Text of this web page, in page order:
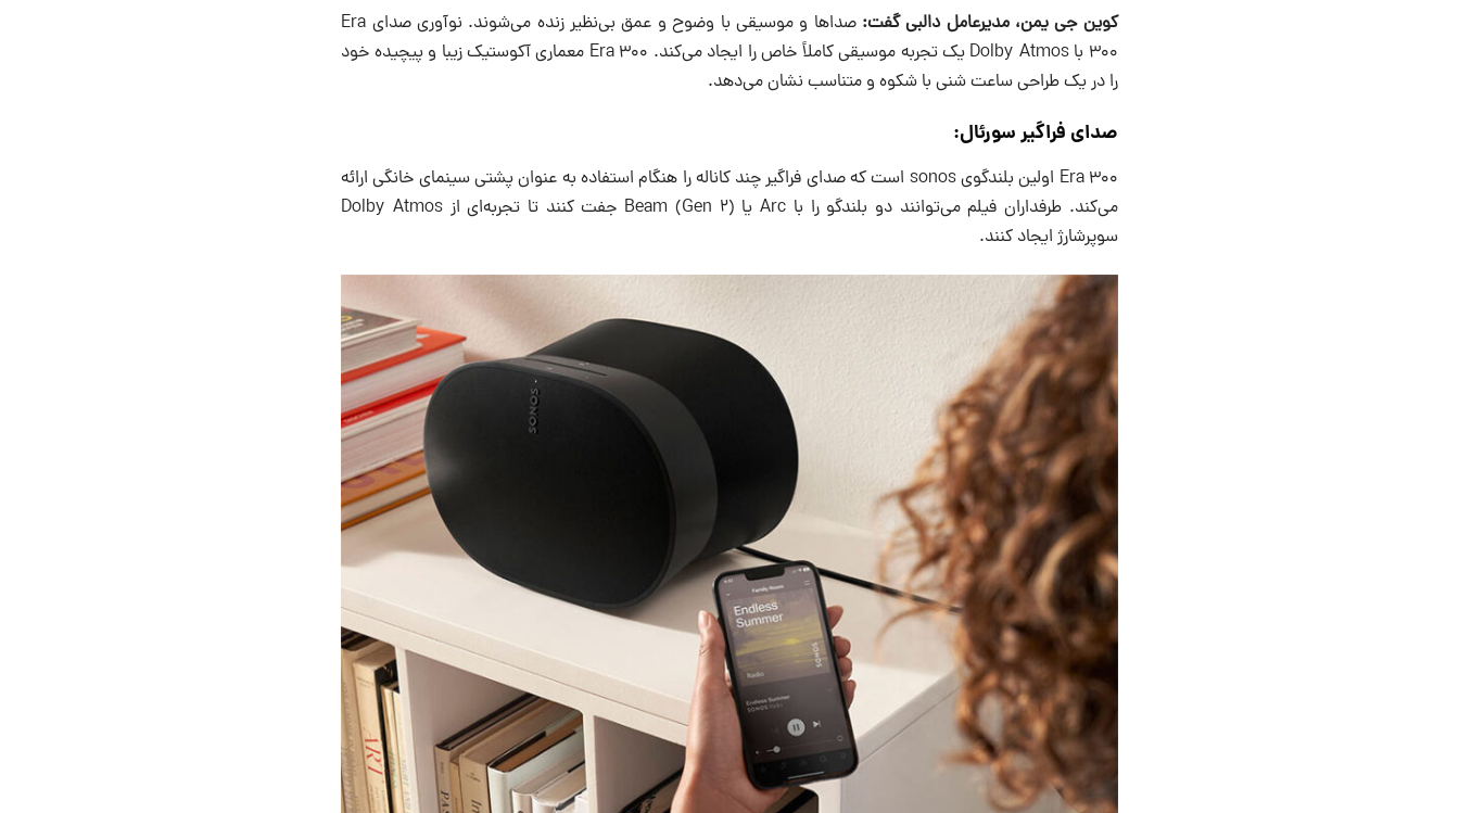
کوین جی یمن، مدیرعامل دالبی گفت:
صداها و موسیقی با وضوح و عمق بی‌نظیر زنده می‌شوند. نوآوری صدای Era
300 با Dolby Atmos یک تجربه موسیقی کاملاً خاص را ایجاد می‌کند. Era 300 معماری آکوستیک زیبا و پیچیده خود
را در یک طراحی ساعت شنی با شکوه و متناسب نشان می‌دهد.
صدای فراگیر سورئال:
Era 300 اولین بلندگوی sonos است که صدای فراگیر چند کاناله را هنگام استفاده به عنوان پشتی سینمای خانگی ارائه
می‌کند. طرفداران فیلم می‌توانند دو بلندگو را با Arc یا Beam (Gen 2) جفت کنند تا تجربه‌ای از Dolby Atmos
سوپرشارژ ایجاد کنند.